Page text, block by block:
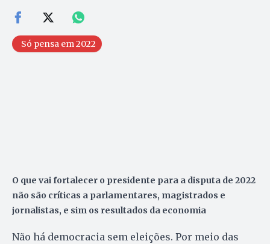
Só pensa em 2022
O que vai fortalecer o presidente para a disputa de 2022
não são críticas a parlamentares, magistrados e
jornalistas, e sim os resultados da economia
Não há democracia sem eleições. Por meio das